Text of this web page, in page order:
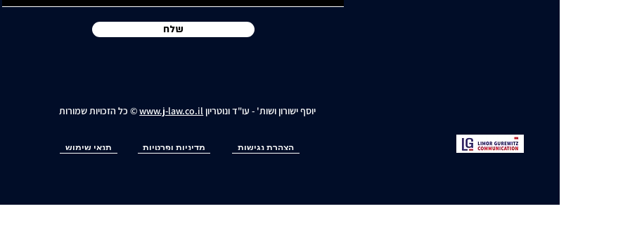
שלח
יוסף ישורון ושות' - עו"ד ונוטריוןwww.j-law.co.il© כל הזכויות שמורות
תנאי שימוש מדיניות ופרטיות הצהרת נגישות